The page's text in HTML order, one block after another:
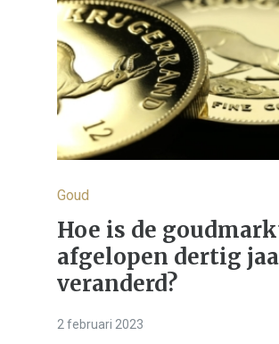
Goud
Hoe is de
afgelopen dertig
veranderd?
2 februari 2023